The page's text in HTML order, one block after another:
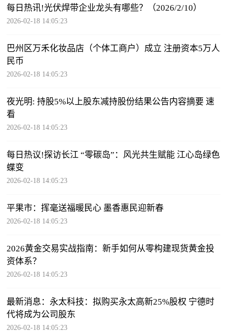
每日热讯!光伏焊带企业龙头有哪些？（2026/2/10）
2026-02-18 14:05:23
巴州区万禾化妆品店（个体工商户）成立 注册资本5万人
民币
2026-02-18 14:05:23
夜光明: 持股5%以上股东减持股份结果公告内容摘要 速
看
2026-02-18 14:05:23
每日热议!探访长江 “零碳岛”：风光共生赋能 江心岛绿色
蝶变
2026-02-18 14:05:23
平果市：挥毫送福暖民心 墨香惠民迎新春
2026-02-18 14:05:23
2026黄金交易实战指南：新手如何从零构建现货黄金投
资体系？
2026-02-18 14:05:23
最新消息：永太科技：拟购买永太高新25%股权 宁德时
代将成为公司股东
2026-02-18 14:05:23